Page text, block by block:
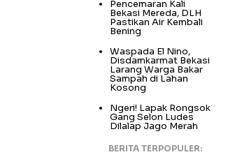
Pencemaran Kali
Bekasi Mereda, DLH
Pastikan Air Kembali
Bening
Waspada El Nino,
Disdamkarmat Bekasi
Larang Warga Bakar
Sampah di Lahan
Kosong
Ngeri! Lapak Rongsok
Gang Selon Ludes
Dilalap Jago Merah
BERITA TERPOPULER: